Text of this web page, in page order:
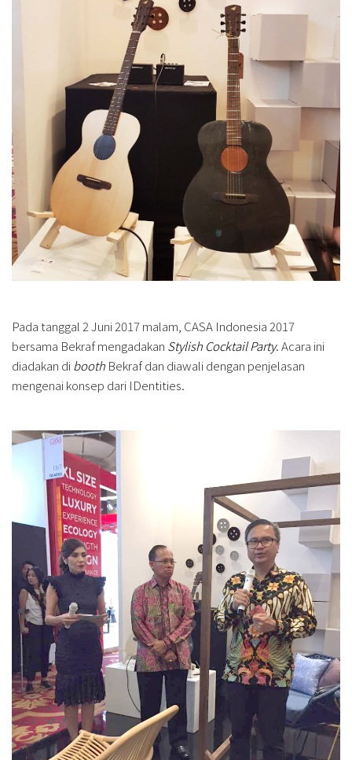
Pada tanggal 2 Juni 2017 malam, CASA Indonesia 2017
bersama Bekraf mengadakan Stylish Cocktail Party. Acara ini
diadakan di booth Bekraf dan diawali dengan penjelasan
mengenai konsep dari IDentities.